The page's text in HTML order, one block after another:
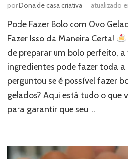
porDona de casa criativa atualizado
Pode Fazer Bolo com Ovo
Fazer Isso da Maneira Certa!
de preparar um bolo perfeito,
ingredientes pode fazer toda a
perguntou se é possível fazer
gelados? Aqui está tudo o que
para garantir que seu …